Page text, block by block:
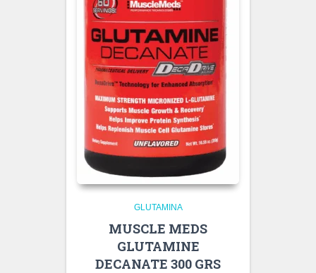
GLUTAMINA
MUSCLE MEDS
GLUTAMINE
DECANATE 300 GRS